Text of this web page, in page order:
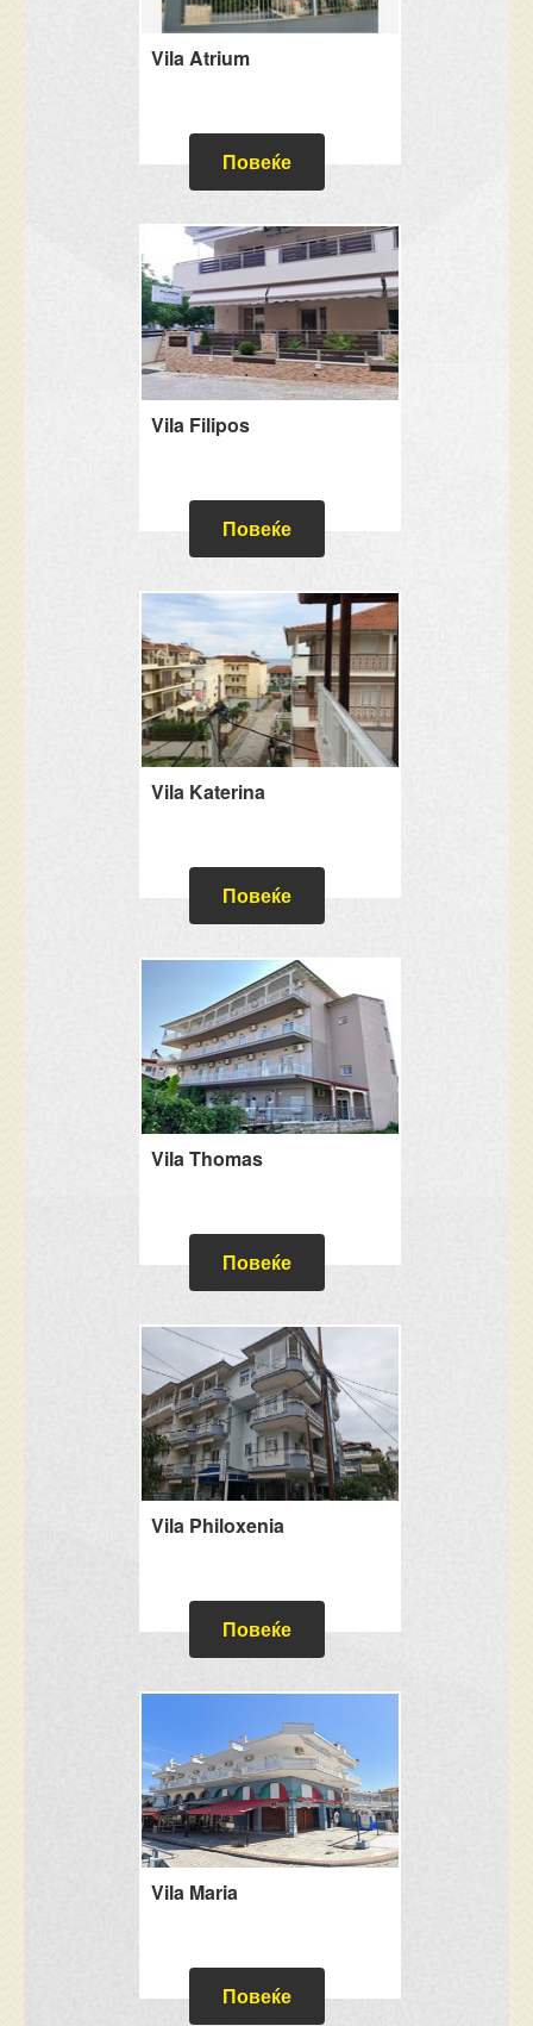
Vila Atrium
Повеќе
Vila Filipos
Повеќе
Vila Katerina
Повеќе
Vila Thomas
Повеќе
Vila Philoxenia
Повеќе
Vila Maria
Повеќе